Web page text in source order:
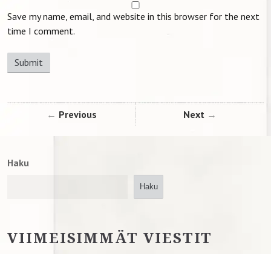
Save my name, email, and website in this browser for the next
time I comment.
Previous Next
Haku
Haku
VIIMEISIMMÄT VIESTIT